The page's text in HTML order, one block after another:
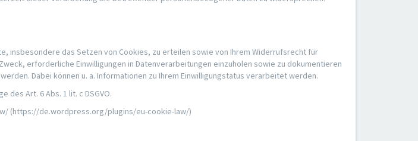
insbesondere das Setzen von Cookies, zu erteilen sowie von Ihrem Widerrufsrecht für
erforderliche Einwilligungen in Datenverarbeitungen einzuholen sowie zu dokumentieren
Dabei können u. a. Informationen zu Ihrem Einwilligungstatus verarbeitet werden.
Art. 6 Abs. 1 lit. c DSGVO.
(https://de.wordpress.org/plugins/eu-cookie-law/)